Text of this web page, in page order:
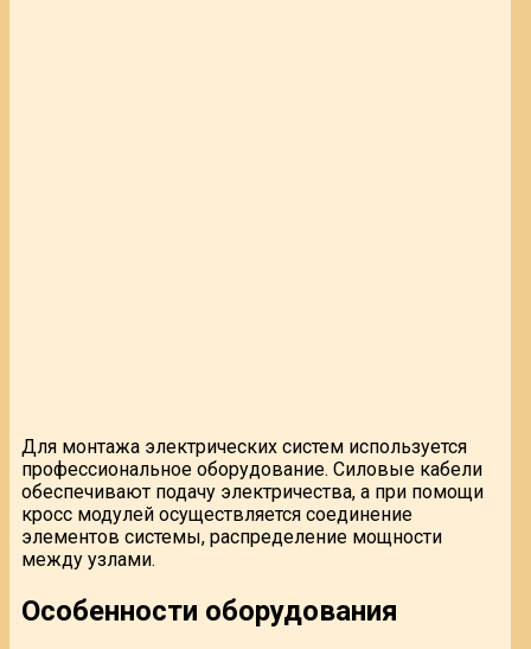
Для монтажа электрических систем используется
профессиональное оборудование. Силовые кабели
обеспечивают подачу электричества, а при помощи
кросс модулей осуществляется соединение
элементов системы, распределение мощности
между узлами.
Особенности оборудования